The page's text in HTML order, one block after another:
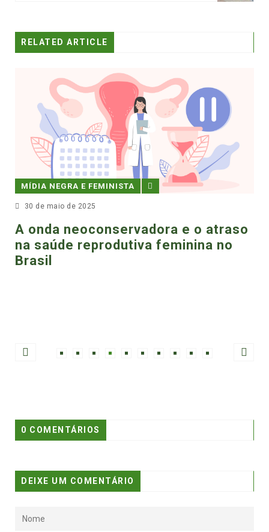
RELATED ARTICLE
e o atraso
feminina no
MÍDIA NEGRA E
5 de abril de 2025
0 COMENTÁRIOS
DEIXE UM COMENTÁRIO